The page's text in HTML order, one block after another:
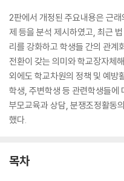
2판에서 개정된 주요내용은 근
제 등을 분석 제시하였고, 최근
리를 강화하고 학생들 간의 관계
전환이 갖는 의미와 학교장자체
외에도 학교차원의 정책 및 예방
학생, 주변학생 등 관련학생들에
부모교육과 상담, 분쟁조정활동
했다.
목차